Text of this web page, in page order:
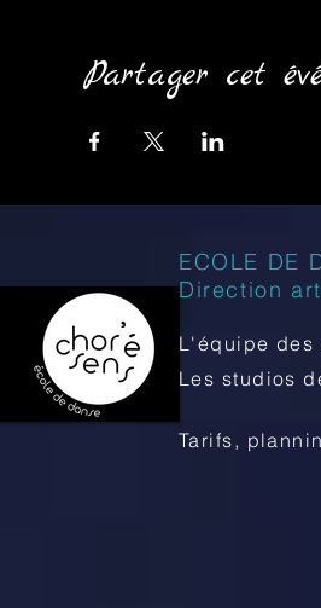
Partager cet
ECOLE DE
Direction
L'équipe des
Les studios
Tarifs,